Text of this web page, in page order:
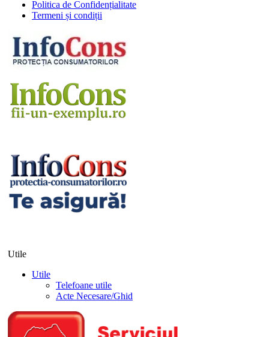
Politica de Confidențialitate
Termeni și condiții
Utile
Utile
Telefoane utile
Acte Necesare/Ghid